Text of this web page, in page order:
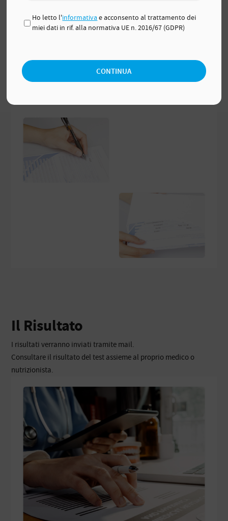
Come spedire il campione
Inserire il tutto all'interno della confezione Vitamina D e
recapitarla presso il centro dove è stato effettuato l'acquisto.
Il Risultato
I risultati verranno inviati tramite mail.
Consultare il risultato del test assieme al proprio medico o
nutrizionista.
Ho letto l'informativa e acconsento al trattamento dei
miei dati in rif. alla normativa UE n. 2016/67 (GDPR)
CONTINUA